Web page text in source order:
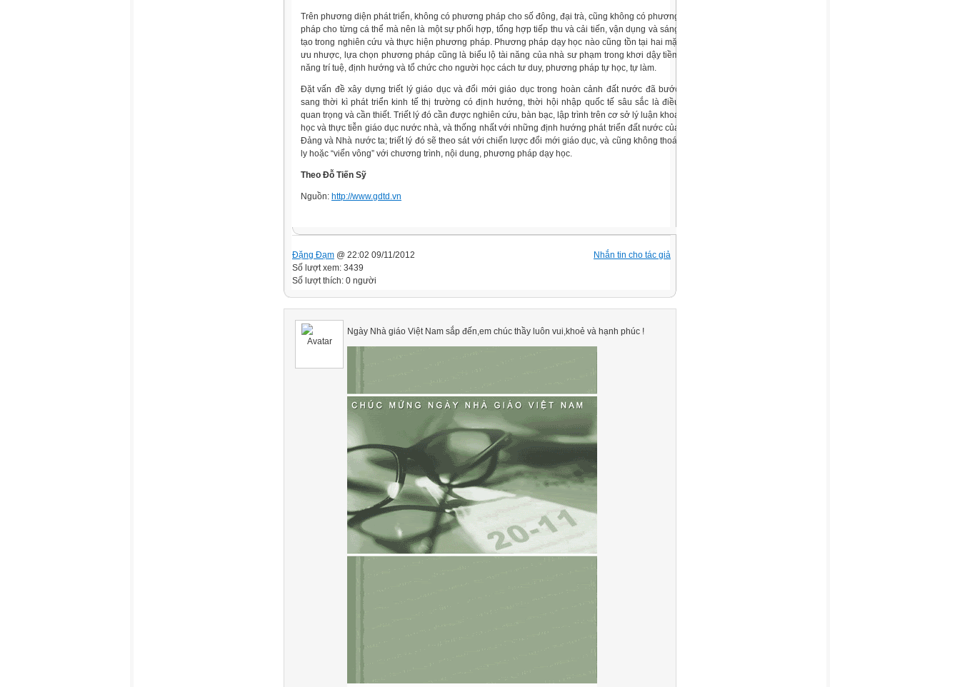
Trên phương diện phát triển, không có phương pháp cho số đông, đại trà, cũng không có phương
pháp cho từng cá thể mà nên là một sự phối hợp, tổng hợp tiếp thu và cải tiến, vận dụng và sáng
tạo trong nghiên cứu và thực hiện phương pháp. Phương pháp dạy học nào cũng tồn tại hai mặt
ưu nhược, lựa chọn phương pháp cũng là biểu lộ tài năng của nhà sư phạm trong khơi dậy tiềm
năng trí tuệ, định hướng và tổ chức cho người học cách tư duy, phương pháp tự học, tự làm.
Đặt vấn đề xây dựng triết lý giáo dục và đổi mới giáo dục trong hoàn cảnh đất nước đã bước
sang thời kì phát triển kinh tế thị trường có định hướng, thời hội nhập quốc tế sâu sắc là điều
quan trọng và cần thiết. Triết lý đó cần được nghiên cứu, bàn bạc, lập trình trên cơ sở lý luận khoa
học và thực tiễn giáo dục nước nhà, và thống nhất với những định hướng phát triển đất nước của
Đảng và Nhà nước ta; triết lý đó sẽ theo sát với chiến lược đổi mới giáo dục, và cũng không thoát
ly hoặc “viển vông” với chương trình, nội dung, phương pháp dạy học.
Theo Đỗ Tiến Sỹ
Nguồn: http://www.gdtd.vn
Nhắn tin cho tác giả
Đặng Đạm @ 22:02 09/11/2012
Số lượt xem: 3439
Số lượt thích: 0 người
Ngày Nhà giáo Việt Nam sắp đến,em chúc thầy luôn vui,khoẻ và hạnh phúc !